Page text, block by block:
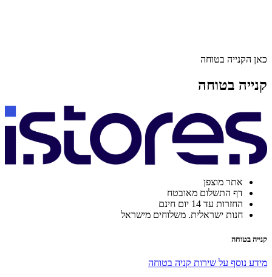
כאן הקנייה בטוחה
קנייה בטוחה
אתר מוצפן
דף התשלום מאובטח
החזרות עד 14 יום חינם
חנות ישראלית. משלוחים מישראל
קנייה בטוחה
מידע נוסף על שירות קניה בטוחה